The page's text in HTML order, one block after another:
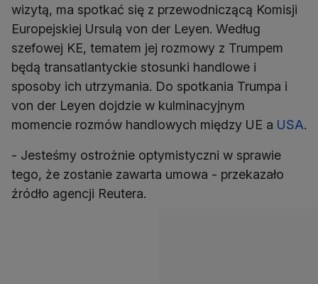
wizytą, ma spotkać się z przewodniczącą Komisji
Europejskiej Ursulą von der Leyen. Według
szefowej KE, tematem jej rozmowy z Trumpem
będą transatlantyckie stosunki handlowe i
sposoby ich utrzymania. Do spotkania Trumpa i
von der Leyen dojdzie w kulminacyjnym
momencie rozmów handlowych między UE a USA.
- Jesteśmy ostrożnie optymistyczni w sprawie
tego, że zostanie zawarta umowa - przekazało
źródło agencji Reutera.